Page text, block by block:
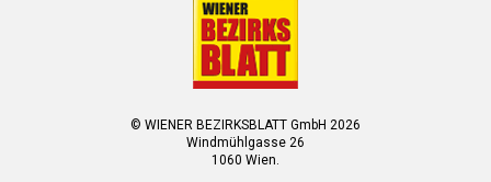
© WIENER BEZIRKSBLATT GmbH 2026
Windmühlgasse 26
1060 Wien.